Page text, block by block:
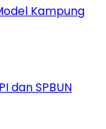
Kampung
dan SPBUN